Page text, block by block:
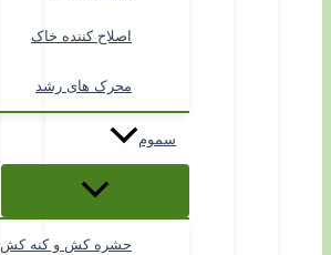
اصلاح کننده خاک
محرک های رشد
سموم
حشره کش و کنه کش